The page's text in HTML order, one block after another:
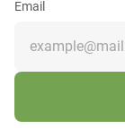
Email